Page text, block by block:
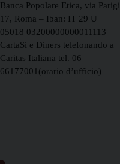
Banca Popolare Etica, via Parigi
17, Roma – Iban: IT 29 U
05018 03200000000011113
CartaSi e Diners telefonando a
Caritas Italiana tel. 06
66177001(orario d’ufficio)